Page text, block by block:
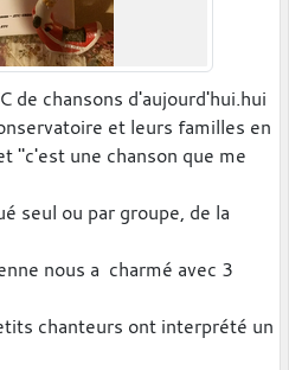
de chansons d'aujourd'hui.hui
et leurs familles en
"c'est une chanson que me
seul ou par groupe, de la
nous a charmé avec 3
chanteurs ont interprété un